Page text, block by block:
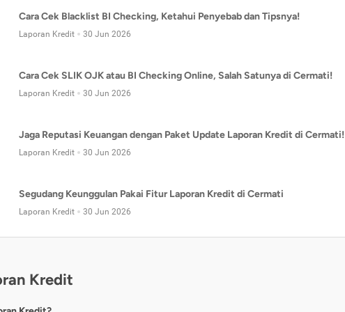
Cara Cek Blacklist BI Checking, Ketahui Penyebab dan Tipsnya!
Laporan Kredit 30 Jun 2026
Cara Cek SLIK OJK atau BI Checking Online, Salah Satunya di Cermati!
Laporan Kredit 30 Jun 2026
Jaga Reputasi Keuangan dengan Paket Update Laporan Kredit di Cermati!
Laporan Kredit 30 Jun 2026
Segudang Keunggulan Pakai Fitur Laporan Kredit di Cermati
Laporan Kredit 30 Jun 2026
Kredit